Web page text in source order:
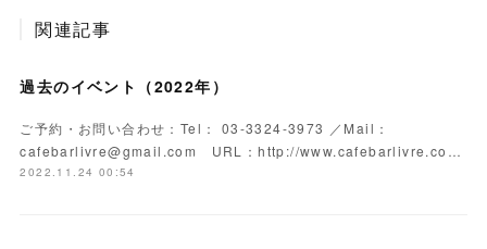
関連記事
過去のイベント（2022年）
ご予約・お問い合わせ：Tel： 03-3324-3973 ／Mail：
cafebarlivre@gmail.com URL：http://www.cafebarlivre.co…
2022.11.24 00:54